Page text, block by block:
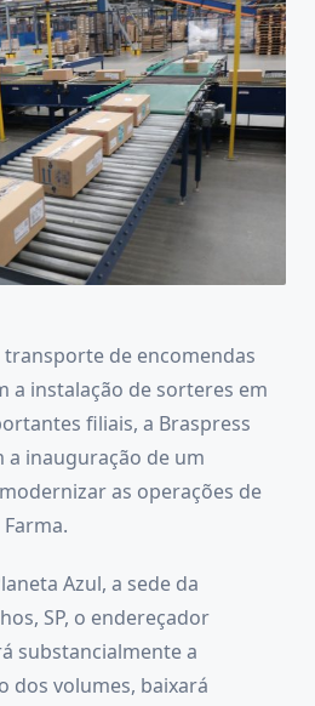
de encomendas
a instalação de sorteres em
filiais, a Braspress
a inauguração de um
as operações de
Azul, a sede da
SP, o endereçador
substancialmente a
dos volumes, baixará